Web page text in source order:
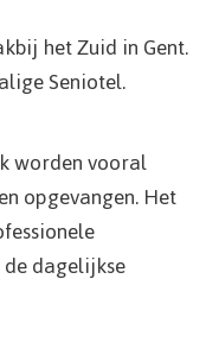
het Zuid in Gent.
Seniotel.
worden vooral
opgevangen. Het
dagelijkse